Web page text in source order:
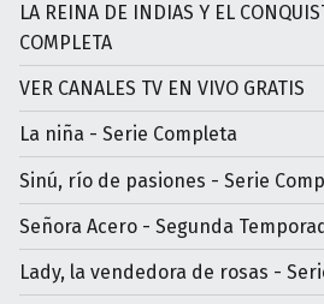
LA REINA DE INDIAS Y EL
COMPLETA
VER CANALES TV EN VIVO GRATIS
La niña - Serie Completa
Sinú, río de pasiones - Serie
Señora Acero - Segunda
Lady, la vendedora de rosas -